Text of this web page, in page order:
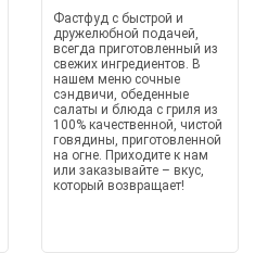
Фастфуд с быстрой и
дружелюбной подачей,
всегда приготовленный из
свежих ингредиентов. В
нашем меню сочные
сэндвичи, обеденные
салаты и блюда с гриля из
100% качественной, чистой
говядины, приготовленной
на огне. Приходите к нам
или заказывайте – вкус,
который возвращает!